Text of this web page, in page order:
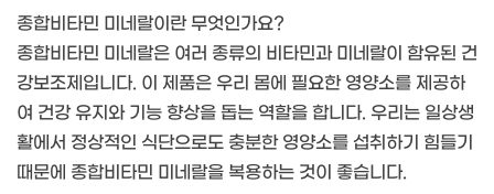
종합비타민 미네랄이란 무엇인가요?
종합비타민 미네랄은 여러 종류의 비타민과 미네랄이 함유된 건
강보조제입니다. 이 제품은 우리 몸에 필요한 영양소를 제공하
여 건강 유지와 기능 향상을 돕는 역할을 합니다. 우리는 일상생
활에서 정상적인 식단으로도 충분한 영양소를 섭취하기 힘들기
때문에 종합비타민 미네랄을 복용하는 것이 좋습니다.